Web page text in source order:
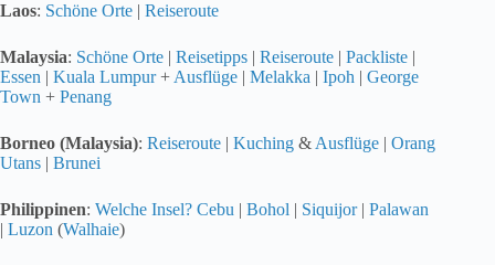
Laos: Schöne Orte | Reiseroute
Malaysia: Schöne Orte | Reisetipps | Reiseroute | Packliste |
Essen | Kuala Lumpur+ Ausflüge | Melakka | Ipoh | George
Town + Penang
Borneo (Malaysia): Reiseroute | Kuching & Ausflüge | Orang
Utans | Brunei
Philippinen: Welche Insel? Cebu | Bohol | Siquijor | Palawan
| Luzon (Walhaie)